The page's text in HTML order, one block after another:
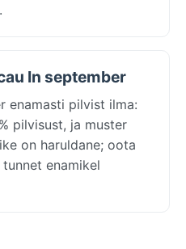
In september
enamasti pilvist ilma:
pilvisust, ja muster
on haruldane; oota
enamikel